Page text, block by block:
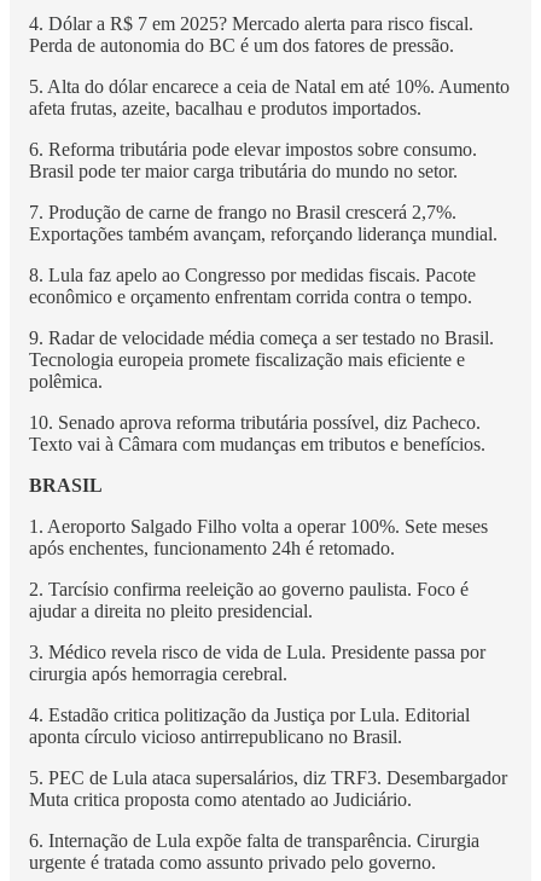
4. Dólar a R$ 7 em 2025? Mercado alerta para risco fiscal.
Perda de autonomia do BC é um dos fatores de pressão.
5. Alta do dólar encarece a ceia de Natal em até 10%. Aumento
afeta frutas, azeite, bacalhau e produtos importados.
6. Reforma tributária pode elevar impostos sobre consumo.
Brasil pode ter maior carga tributária do mundo no setor.
7. Produção de carne de frango no Brasil crescerá 2,7%.
Exportações também avançam, reforçando liderança mundial.
8. Lula faz apelo ao Congresso por medidas fiscais. Pacote
econômico e orçamento enfrentam corrida contra o tempo.
9. Radar de velocidade média começa a ser testado no Brasil.
Tecnologia europeia promete fiscalização mais eficiente e
polêmica.
10. Senado aprova reforma tributária possível, diz Pacheco.
Texto vai à Câmara com mudanças em tributos e benefícios.
BRASIL
1. Aeroporto Salgado Filho volta a operar 100%. Sete meses
após enchentes, funcionamento 24h é retomado.
2. Tarcísio confirma reeleição ao governo paulista. Foco é
ajudar a direita no pleito presidencial.
3. Médico revela risco de vida de Lula. Presidente passa por
cirurgia após hemorragia cerebral.
4. Estadão critica politização da Justiça por Lula. Editorial
aponta círculo vicioso antirrepublicano no Brasil.
5. PEC de Lula ataca supersalários, diz TRF3. Desembargador
Muta critica proposta como atentado ao Judiciário.
6. Internação de Lula expõe falta de transparência. Cirurgia
urgente é tratada como assunto privado pelo governo.